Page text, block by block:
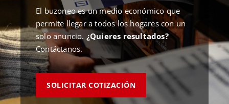
El buzoneo es un medio económico que
permite llegar a todos los hogares con un
solo anuncio. ¿Quieres resultados?
Contáctanos.
SOLICITAR COTIZACIÓN